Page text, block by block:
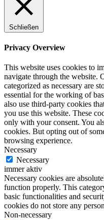
Schließen
Privacy Overview
This website uses cookies to
navigate through the website.
categorized as necessary are
essential for the working of
also use third-party cookies
you use this website. These
only with your consent. You
cookies. But opting out of
browsing experience.
Necessary
Necessary
immer aktiv
Necessary cookies are
function properly. This
basic functionalities and
cookies do not store any
Non-necessary